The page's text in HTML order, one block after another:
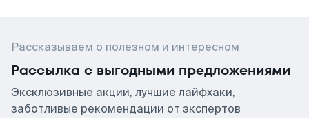
Рассказываем о полезном и интересном
Рассылка с выгодными предложениями
Эксклюзивные акции, лучшие лайфхаки,
заботливые рекомендации от экспертов